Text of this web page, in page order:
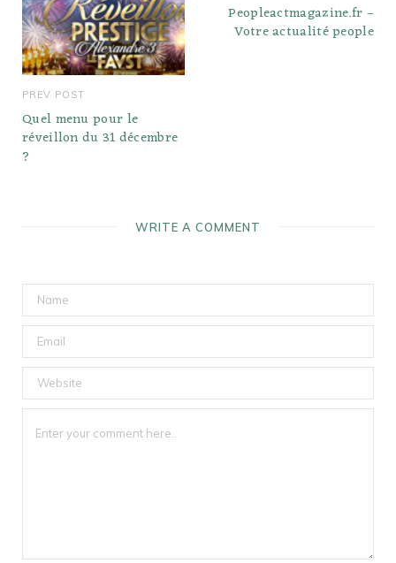
PREV POST
Quel menu pour le
réveillon du 31 décembre
?
Peopleactmagazine.fr –
Votre actualité people
WRITE A COMMENT